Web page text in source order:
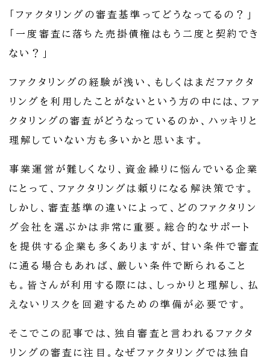
「ファクタリングの審査基準ってどうなってるの？」
「一度審査に落ちた売掛債権はもう二度と契約でき
ない？」
ファクタリングの経験が浅い、もしくはまだファクタ
リングを利用したことがないという方の中には、ファ
クタリングの審査がどうなっているのか、ハッキリと
理解していない方も多いかと思います。
事業運営が難しくなり、資金繰りに悩んでいる企業
にとって、ファクタリングは頼りになる解決策です。
しかし、審査基準の違いによって、どのファクタリン
グ会社を選ぶかは非常に重要。総合的なサポート
を提供する企業も多くありますが、甘い条件で審査
に通る場合もあれば、厳しい条件で断られること
も。皆さんが利用する際には、しっかりと理解し、払
えないリスクを回避するための準備が必要です。
そこでこの記事では、独自審査と言われるファクタ
リングの審査に注目。なぜファクタリングでは独自